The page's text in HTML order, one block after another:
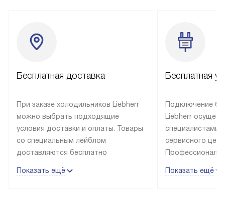
Бесплатная доставка
При заказе холодильников Liebherr
можно выбрать подходящие
условия доставки и оплаты. Товары
со специальным лейблом
доставляются бесплатно
до подъезда, выезд за МКАД
Показать ещё
Бесплатная
Подключение
Liebherr
специалистами
сервисного
эксплуатации
Показать ещё